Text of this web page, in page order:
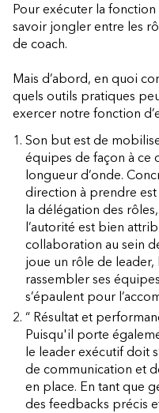
Pour exécuter la
savoir jongler entre les
de coach.
Mais d’abord, en quoi
quels outils pratiques
exercer notre fonction
Son but est de
équipes de façon à ce
longueur d’onde.
direction à prendre
la délégation des
l’autorité est bien
collaboration au sein
joue un rôle de
rassembler ses
s’épaulent pour
“ Résultat et
Puisqu'il porte
le leader exécutif doit
de communication et
en place. En tant que
des feedbacks précis